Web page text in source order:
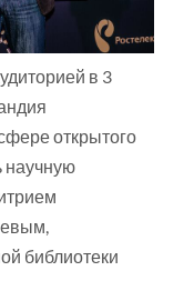
в 3
открытого
научную
библиотеки